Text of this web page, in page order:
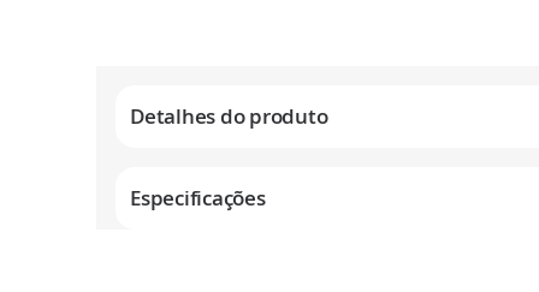
imagens
Detalhes do produto
Especificações